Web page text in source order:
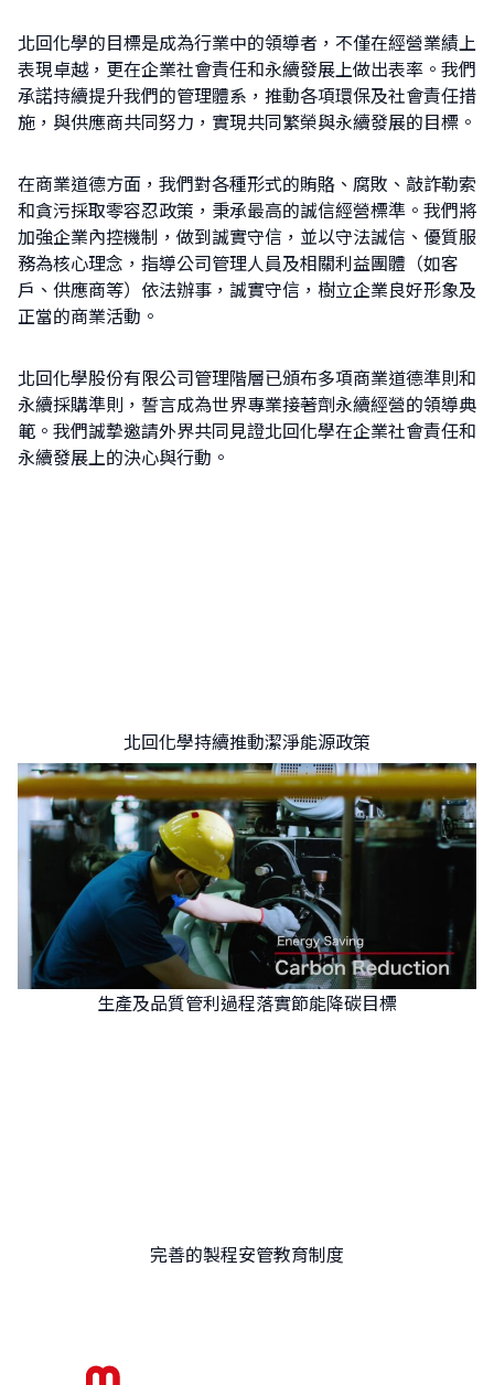
尋
關
鍵
字:
北回化學的目標是成為行業中的領導者，不僅在經營業績上
表現卓越，更在企業社會責任和永續發展上做出表率。我們
承諾持續提升我們的管理體系，推動各項環保及社會責任措
施，與供應商共同努力，實現共同繁榮與永續發展的目標。
在商業道德方面，我們對各種形式的賄賂、腐敗、敲詐勒索
和貪污採取零容忍政策，秉承最高的誠信經營標準。我們將
加強企業內控機制，做到誠實守信，並以守法誠信、優質服
務為核心理念，指導公司管理人員及相關利益團體（如客
戶、供應商等）依法辦事，誠實守信，樹立企業良好形象及
正當的商業活動。
北回化學股份有限公司管理階層已頒布多項商業道德準則和
永續採購準則，誓言成為世界專業接著劑永續經營的領導典
範。我們誠摯邀請外界共同見證北回化學在企業社會責任和
永續發展上的決心與行動。
北回化學持續推動潔淨能源政策
生產及品質管利過程落實節能降碳目標
完善的製程安管教育制度